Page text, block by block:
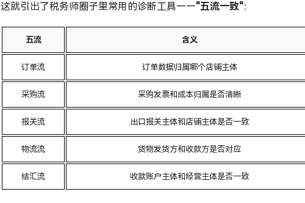
这就引出了税务师圈子里常用的诊断工具——"五流一致"：
五流 含义
订单流 订单数据归属哪个店铺主体
采购流 采购发票和成本归属是否清晰
报关流 出口报关主体和店铺主体是否一致
物流流 货物发货方和收款方是否对应
结汇流 收款账户主体和经营主体是否一致